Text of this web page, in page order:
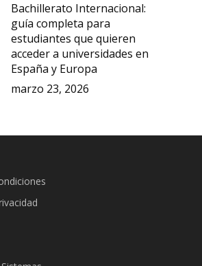
Bachillerato Internacional:
guía completa para
estudiantes que quieren
acceder a universidades en
España y Europa
marzo 23, 2026